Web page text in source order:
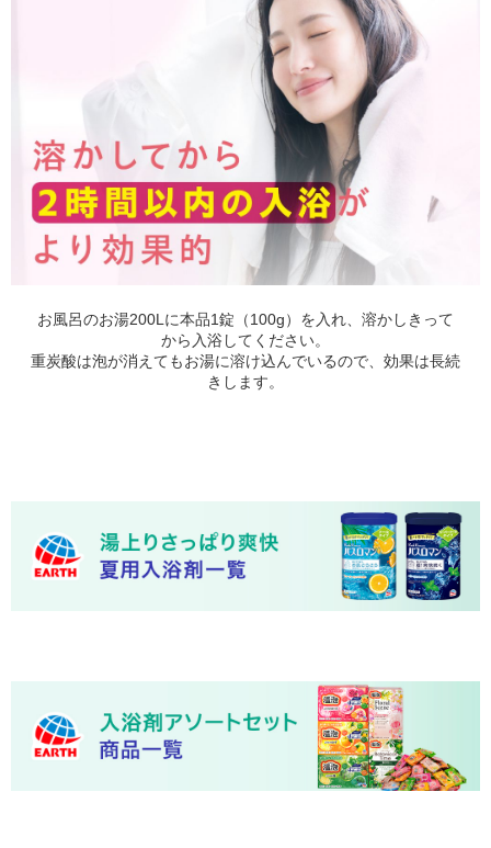
お風呂のお湯200Lに本品1錠（100g）を入れ、溶かしきって
から入浴してください。
重炭酸は泡が消えてもお湯に溶け込んでいるので、効果は長続
きします。